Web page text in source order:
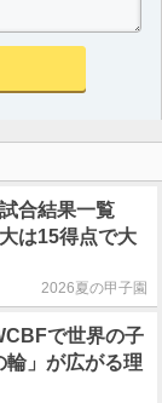
試合結果一覧
は15得点で大
2026夏の甲子園
で世界の子
輪」が広がる理